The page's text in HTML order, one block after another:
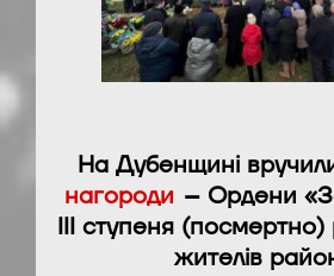
На Дубенщині
нагороди – Ордени
ІІІ ступеня
жителів